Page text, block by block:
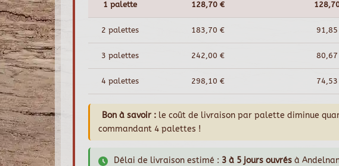
1 palette 128,70 €
2 palettes 183,70 €
3 palettes 242,00 €
4 palettes 298,10 €
Bon à savoir : le coût de livraison par palette diminue
commandant 4 palettes !
Délai de livraison estimé : 3 à 5 jours ouvrés à